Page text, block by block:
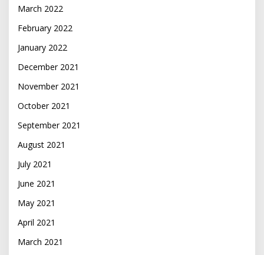
March 2022
February 2022
January 2022
December 2021
November 2021
October 2021
September 2021
August 2021
July 2021
June 2021
May 2021
April 2021
March 2021